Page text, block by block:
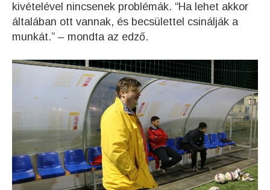
kivételével nincsenek problémák. “Ha lehet akkor
általában ott vannak, és becsülettel csinálják a
munkát.” – mondta az edző.